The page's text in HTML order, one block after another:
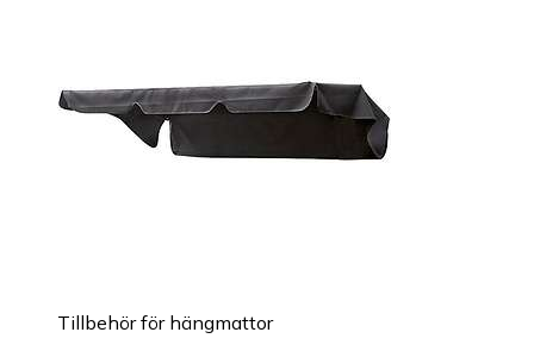
Tillbehör för hängmattor